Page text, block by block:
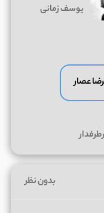
یوسف زمانی
عصار
بدون نظر